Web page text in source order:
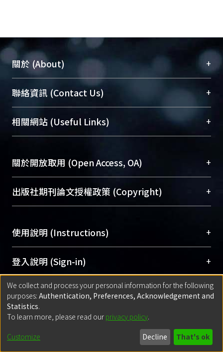
關於 (About) +
臺大位居世界頂尖大學之列，為永久珍藏及向國際
展現本校豐碩的研究成果及學術能量，圖書館整合
機構典藏（NTUR）與學術庫（AH）不同功能平
台，成為臺大學術典藏NTU scholars。期能整合研
成果。
To permanently archive and promote researcher
profiles and scholarly works, Library integrates the
services of “NTU Repository” with “Academic
聯絡資訊 (Contact Us) +
總館學科館員(Main Library)
醫學圖書館學科館員(Medical Library)
Sciences Library)
相關網站 (Useful Links) +
關於開放取用 (Open Access, OA) +
開放取用是從使用者角度提升資訊取用性的社會運
動，應用在學術研究上是透過將研究著作公開供使
用逐年攀升。同時可加速研究發展、提升研究影響
Archive）平台。 （點選深入了解OA）
出版社期刊論文授權政策 (Copyright) +
含部分內容的版權非匯入者所有，或由第三方贊
助與合作完成，請確認該版權所有者及第三方同
意提供此授權。
Please represent that the submission is your
original work, and that you have the right to
grant the rights to upload.
若欲上傳已出版的全文電子檔，可使用
policy finder
網站查詢，以確認出版單位之版權
政策。
使用說明 (Instructions) +
網站簡介(Quickstart Guide)
使用手冊(Instruction Manual)
線上預約服務(Booking Service)
登入說明 (Sign-in) +
方案一：臺灣大學計算機中心帳號登入
(With C&INC Email Account)
方案二：ORCID帳號登入(With ORCID)
匯入著作 (Submission) +
方案一：定期更新ORCID者，以ID匯入
for identifier (ORCID))
方案二：
(Default mode Submission)
Built withDSpace-CRIS software
- Extension maintained and optimized
We collect and process your personal information for the following
purposes: Authentication, Preferences, Acknowledgement and
Statistics.
To learn more, please read our privacy policy.
Customize Decline That's ok